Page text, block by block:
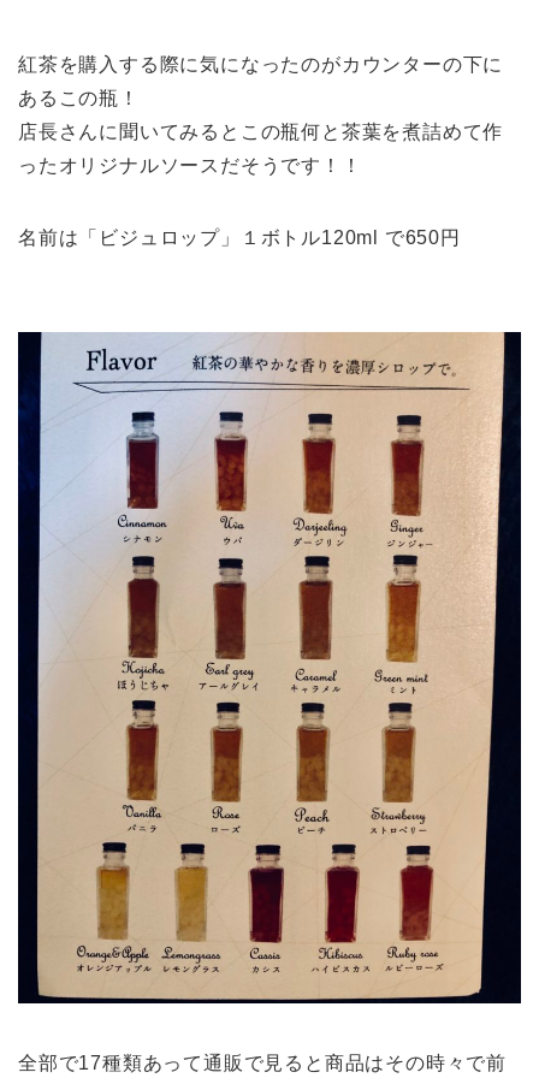
紅茶を購入する際に気になったのがカウンターの下に
あるこの瓶！
店長さんに聞いてみるとこの瓶何と茶葉を煮詰めて作
ったオリジナルソースだそうです！！
名前は「ビジュロップ」１ボトル120ml で650円
全部で17種類あって通販で見ると商品はその時々で前